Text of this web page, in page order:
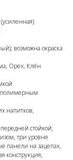
возможна окраска
Орех, Клён
полимерным
напитков,
стойкой,
три уровня
панели на зацепах,
конструкция,